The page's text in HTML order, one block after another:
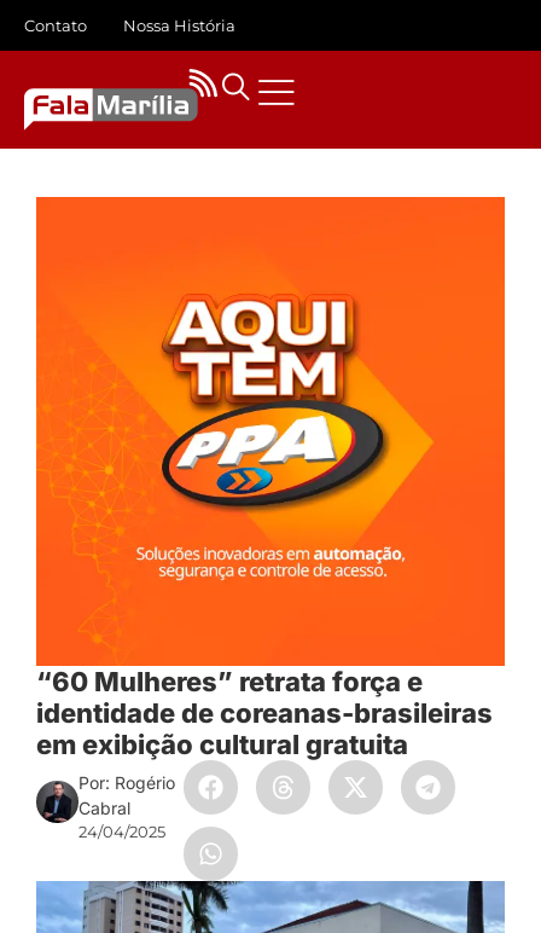
Contato Nossa História
“60 Mulheres” retrata força e
identidade de coreanas-brasileiras
em exibição cultural gratuita
Por: Rogério
Cabral
24/04/2025